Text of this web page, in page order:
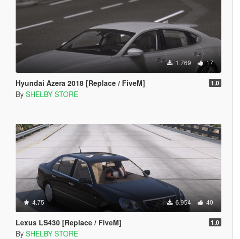
1.769 17
Hyundai Azera 2018 [Replace / FiveM] 1.0
By SHELBY STORE
4.75 6.954 40
Lexus LS430 [Replace / FiveM] 1.0
By SHELBY STORE